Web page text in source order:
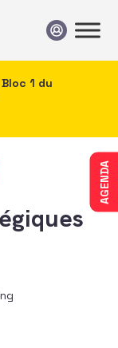
AGENDA
1 du